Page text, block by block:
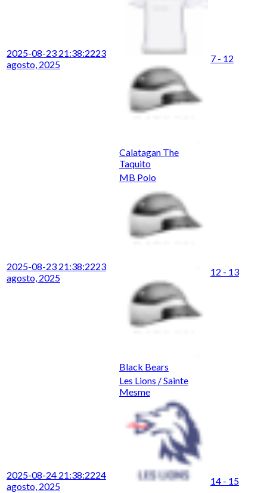
2025-08-23 21:38:2223
agosto, 2025
Calatagan The
Taquito
7 - 12
2025-08-23 21:38:2223
agosto, 2025
MB Polo
Black Bears
12 - 13
2025-08-24 21:38:2224
agosto, 2025
Les Lions / Sainte
Mesme
14 - 15